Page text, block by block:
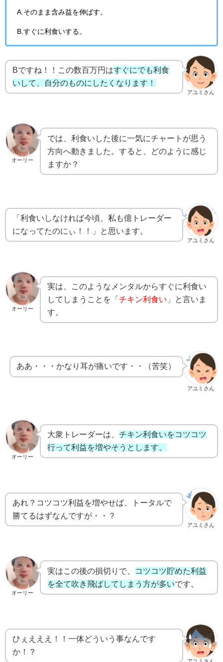
A.そのまま含み益を伸ばす。
B.すぐに利食いする。
アユミさん
Bですね！！この数百万円はすぐにでも利食
いして、自分のものにしたくなります！
オーリー
では、利食いした後に一気にチャートが思う
方向へ動きました。すると、どのように感じ
ますか？
アユミさん
「利食いしなければ今頃、私も億トレーダー
になってたのにぃ！！」と思います。
オーリー
実は、このようなメンタルからすぐに利食い
してしまうことを「 チキン利食い 」と言いま
す。
アユミさん
ああ・・・かなり耳が痛いです・・（苦笑）
オーリー
大衆トレーダーは、 チキン利食いをコツコツ
行って利益を増やそうとします。
アユミさん
あれ？コツコツ利益を増やせば、トータルで
勝てるはずなんですが・・？
オーリー
実はこの後の損切りで、
コツコツ貯めた利益
を全て吹き飛ばしてしまう方が多いです。
ひぇえええ！！一体どういう事なんです
か！？